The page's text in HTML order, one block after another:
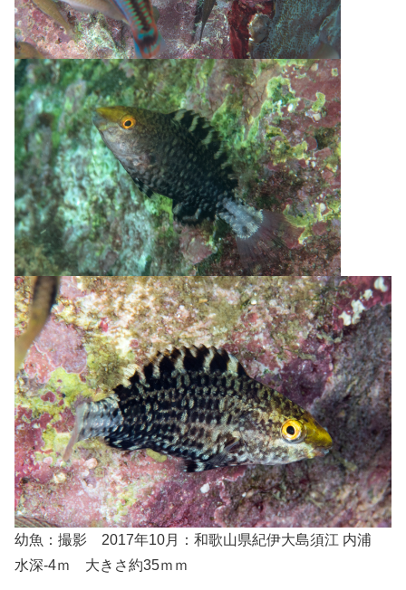
幼魚：撮影 2017年10月：和歌山県紀伊大島須江 内浦
水深-4ｍ 大きさ約35ｍｍ